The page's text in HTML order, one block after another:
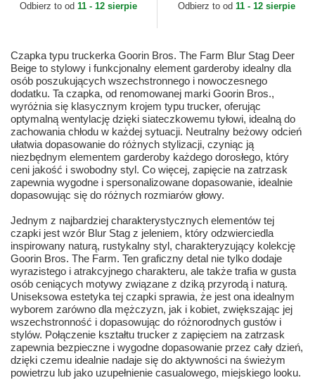
Goorin Bros.
Odbierz to od 11 - 12 sierpie Odbierz to od 11 - 12 sierpie
Czapka typu truckerka Goorin Bros. The Farm Blur Stag Deer
Beige to stylowy i funkcjonalny element garderoby idealny dla
osób poszukujących wszechstronnego i nowoczesnego
dodatku. Ta czapka, od renomowanej marki Goorin Bros.,
wyróżnia się klasycznym krojem typu trucker, oferując
optymalną wentylację dzięki siateczkowemu tyłowi, idealną do
zachowania chłodu w każdej sytuacji. Neutralny beżowy odcień
ułatwia dopasowanie do różnych stylizacji, czyniąc ją
niezbędnym elementem garderoby każdego dorosłego, który
ceni jakość i swobodny styl. Co więcej, zapięcie na zatrzask
zapewnia wygodne i spersonalizowane dopasowanie, idealnie
dopasowując się do różnych rozmiarów głowy.
Jednym z najbardziej charakterystycznych elementów tej
czapki jest wzór Blur Stag z jeleniem, który odzwierciedla
inspirowany naturą, rustykalny styl, charakteryzujący kolekcję
Goorin Bros. The Farm. Ten graficzny detal nie tylko dodaje
wyrazistego i atrakcyjnego charakteru, ale także trafia w gusta
osób ceniących motywy związane z dziką przyrodą i naturą.
Uniseksowa estetyka tej czapki sprawia, że jest ona idealnym
wyborem zarówno dla mężczyzn, jak i kobiet, zwiększając jej
wszechstronność i dopasowując do różnorodnych gustów i
stylów. Połączenie kształtu trucker z zapięciem na zatrzask
zapewnia bezpieczne i wygodne dopasowanie przez cały dzień,
dzięki czemu idealnie nadaje się do aktywności na świeżym
powietrzu lub jako uzupełnienie casualowego, miejskiego looku.